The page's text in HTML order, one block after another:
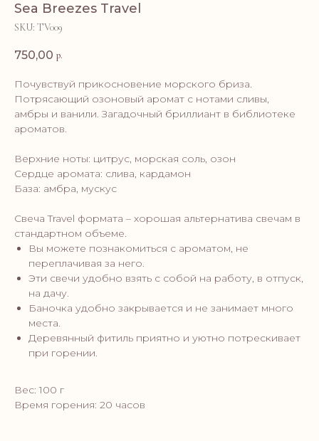
Sea Breezes Travel
SKU: TV009
750,00 р.
Почувствуй прикосновение морского бриза.
Потрясающий озоновый аромат с нотами сливы,
амбры и ванили. Загадочный бриллиант в библиотеке
ароматов.
Верхние ноты: цитрус, морская соль, озон
Сердце аромата: слива, кардамон
База: амбра, мускус
Свеча Travel формата – хорошая альтернатива свечам в
стандартном объеме.
Вы можете познакомиться с ароматом, не
переплачивая за него.
Эти свечи удобно взять с собой на работу, в отпуск,
на дачу.
Баночка удобно закрывается и не занимает много
места.
Деревянный фитиль приятно и уютно потрескивает
при горении.
Вес: 100 г
Время горения: 20 часов